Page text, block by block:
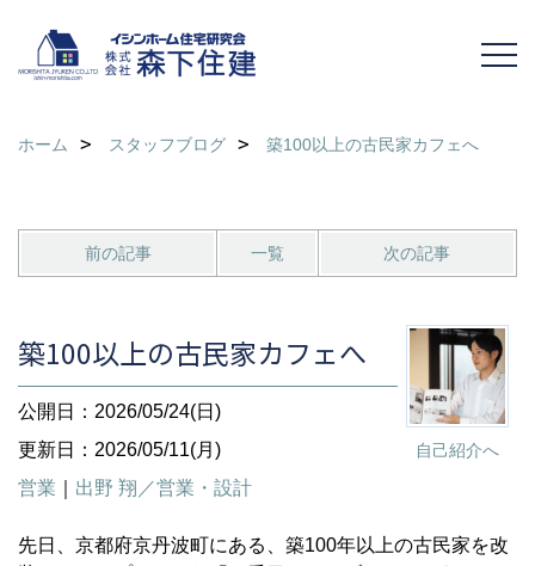
ホーム スタッフブログ 築100以上の古民家カフェへ
前の記事 一覧 次の記事
自己紹介へ
築100以上の古民家カフェへ
公開日：2026/05/24(日)
更新日：2026/05/11(月)
営業
出野 翔／営業・設計
先日、京都府京丹波町にある、築100年以上の古民家を改